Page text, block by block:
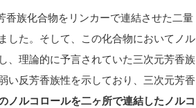
香族化合物をリンカーで連結させた二量
した。そして、この化合物においてノル
、理論的に予言されていた三次元芳香族
い反芳香族性を示しており、三次元芳香
ノルコロールを二ヶ所で連結したノルコ